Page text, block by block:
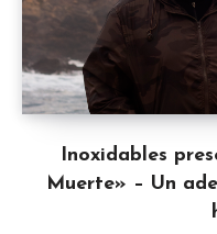
Inoxidables
Muerte» – Un